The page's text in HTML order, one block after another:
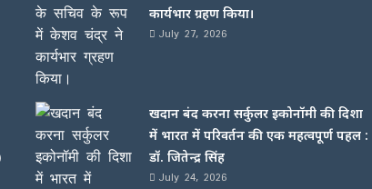
कार्यभार ग्रहण किया।
July 27, 2026
खदान बंद करना सर्कुलर इकोनॉमी की दिशा
में भारत में परिवर्तन की एक महत्वपूर्ण पहल :
डॉ. जितेन्द्र सिंह
July 24, 2026